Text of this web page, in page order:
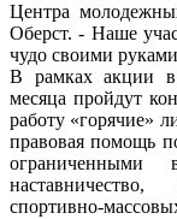
Центра
Оберст. - Наше
чудо своими
В рамках акции
месяца пройдут
работу «горячие»
правовая помощь
ограниченными
спортивно-